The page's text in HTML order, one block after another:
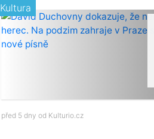
Kultura
před 5 dny od Kulturio.cz